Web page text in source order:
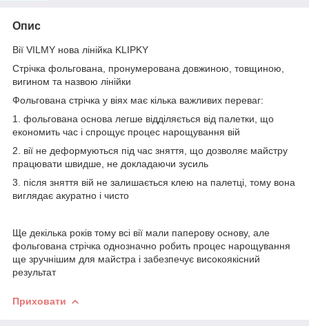
Опис
Вії VILMY нова лінійка KLIPKY
Стрічка фольгована, пронумерована довжиною, товщиною,
вигином та назвою лінійки
Фольгована стрічка у віях має кілька важливих переваг:
1. фольгована основа легше відділяється від палетки, що
економить час і спрощує процес нарощування вій
2. вії не деформуються під час зняття, що дозволяє майстру
працювати швидше, не докладаючи зусиль
3. після зняття вій не залишається клею на палетці, тому вона
виглядає акуратно і чисто
Ще декілька років тому всі вії мали паперову основу, але
фольгована стрічка однозначно робить процес нарощування
ще зручнішим для майстра і забезпечує високоякісний
результат
Приховати